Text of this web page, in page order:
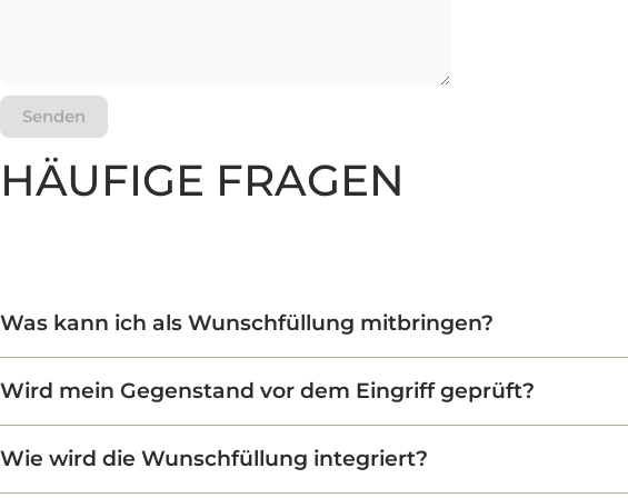
HÄUFIGE FRAGEN